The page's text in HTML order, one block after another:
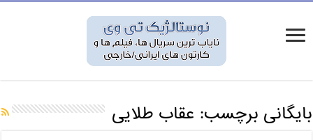
بایگانی برچسب: عقاب طلایی